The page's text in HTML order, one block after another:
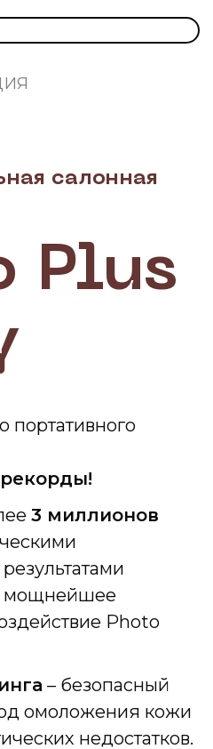
салонная
Plus
портативного
3 миллионов
мощнейшее
Photo
– безопасный
омоложения кожи
недостатков.